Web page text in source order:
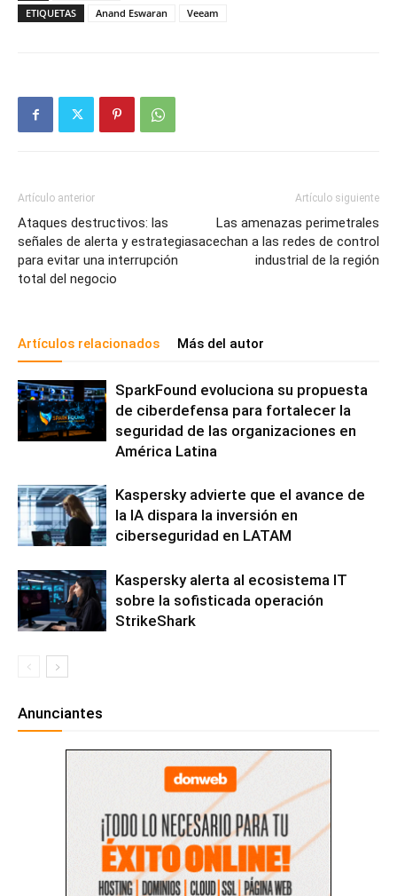
ETIQUETAS
Anand Eswaran Veeam
Artículo anterior
Ataques destructivos: las
señales de alerta y estrategias
para evitar una interrupción
total del negocio
Artículo siguiente
Las amenazas perimetrales
acechan a las redes de control
industrial de la región
Artículos relacionados Más del autor
SparkFound evoluciona su propuesta
de ciberdefensa para fortalecer la
seguridad de las organizaciones en
América Latina
Kaspersky advierte que el avance de
la IA dispara la inversión en
ciberseguridad en LATAM
Kaspersky alerta al ecosistema IT
sobre la sofisticada operación
StrikeShark
Anunciantes